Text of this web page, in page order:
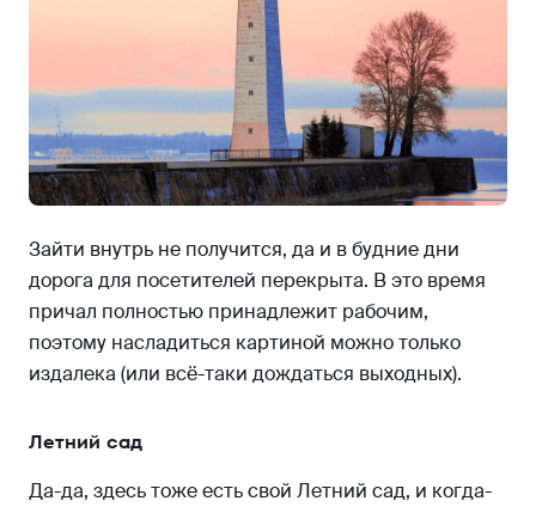
Зайти внутрь не получится, да и в будние дни
дорога для посетителей перекрыта. В это время
причал полностью принадлежит рабочим,
поэтому насладиться картиной можно только
издалека (или всё-таки дождаться выходных).
Летний сад
Да-да, здесь тоже есть свой Летний сад, и когда-